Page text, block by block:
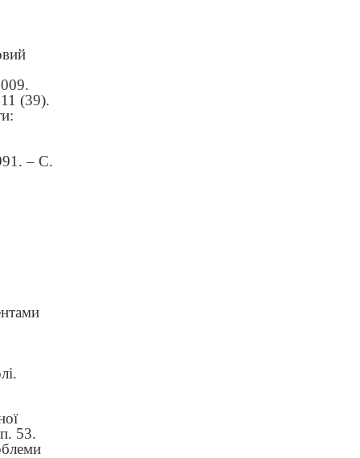
11 (39).
– С.
53.